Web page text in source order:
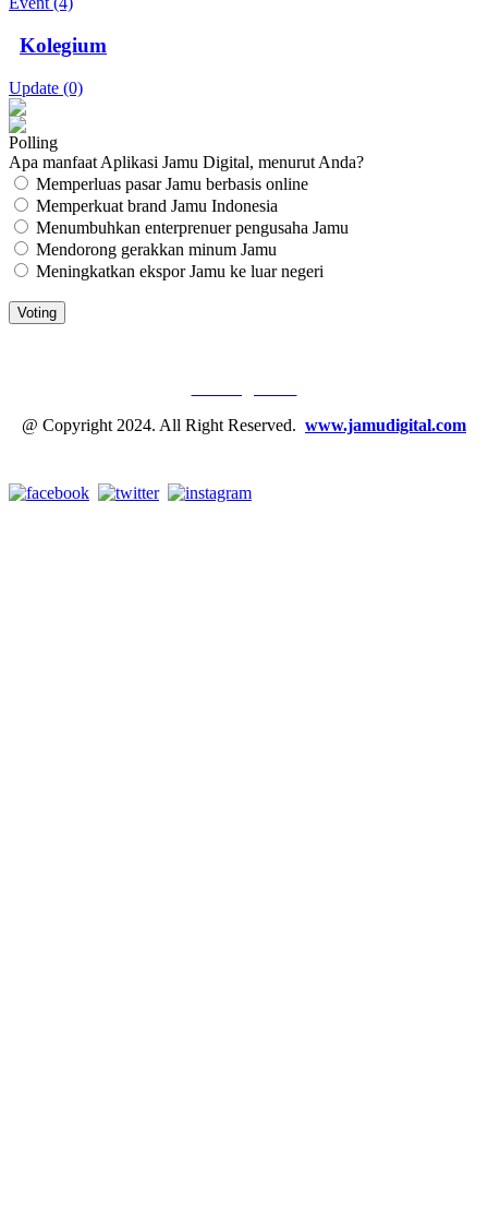
Kolegium
Update (0)
Polling
Apa manfaat Aplikasi Jamu Digital, menurut Anda?
Memperluas pasar Jamu berbasis online
Memperkuat brand Jamu Indonesia
Menumbuhkan enterprenuer pengusaha Jamu
Mendorong gerakkan minum Jamu
Meningkatkan ekspor Jamu ke luar negeri
@ Copyright 2024. All Right Reserved. www.jamudigital.com